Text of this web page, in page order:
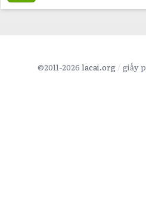
©2011-2026 lacai.org giấy